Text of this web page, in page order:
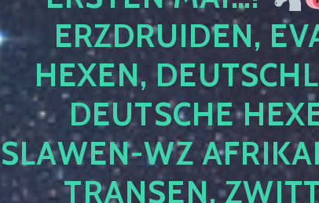
ERZDRUIDEN,
HEXEN,
DEUTSCHE
SLAWEN-WZ
TRANSEN,